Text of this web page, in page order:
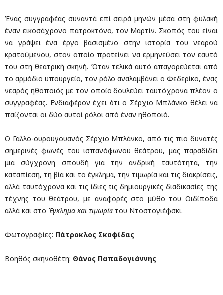
Ένας συγγραφέας συναντά επί σειρά μηνών μέσα στη φυλακή
έναν εικοσάχρονο πατροκτόνο, τον Μαρτίν. Σκοπός του είναι
να γράψει ένα έργο βασισμένο στην ιστορία του νεαρού
κρατούμενου, στον οποίο προτείνει να ερμηνεύσει τον εαυτό
του στη θεατρική σκηνή. Όταν τελικά αυτό απαγορεύεται από
το αρμόδιο υπουργείο, τον ρόλο αναλαμβάνει ο Φεδερίκο, ένας
νεαρός ηθοποιός με τον οποίο δουλεύει ταυτόχρονα πλέον ο
συγγραφέας. Ενδιαφέρον έχει ότι ο Σέρχιο Μπλάνκο θέλει να
παίζονται οι δύο αυτοί ρόλοι από έναν ηθοποιό.
Ο Γαλλο-ουρουγουανός Σέρχιο Μπλάνκο, από τις πιο δυνατές
σημερινές φωνές του ισπανόφωνου θεάτρου, μας παραδίδει
μια σύγχρονη σπουδή για την ανδρική ταυτότητα, την
καταπίεση, τη βία και το έγκλημα, την τιμωρία και τις διακρίσεις,
αλλά ταυτόχρονα και τις ίδιες τις δημιουργικές διαδικασίες της
τέχνης του θεάτρου, με αναφορές στο μύθο του Οιδίποδα
αλλά και στο Έγκλημα και τιμωρία του Ντοστογιέφσκι.
Φωτογραφίες: Πάτροκλος Σκαφίδας
Βοηθός σκηνοθέτη: Θάνος Παπαδογιάννης